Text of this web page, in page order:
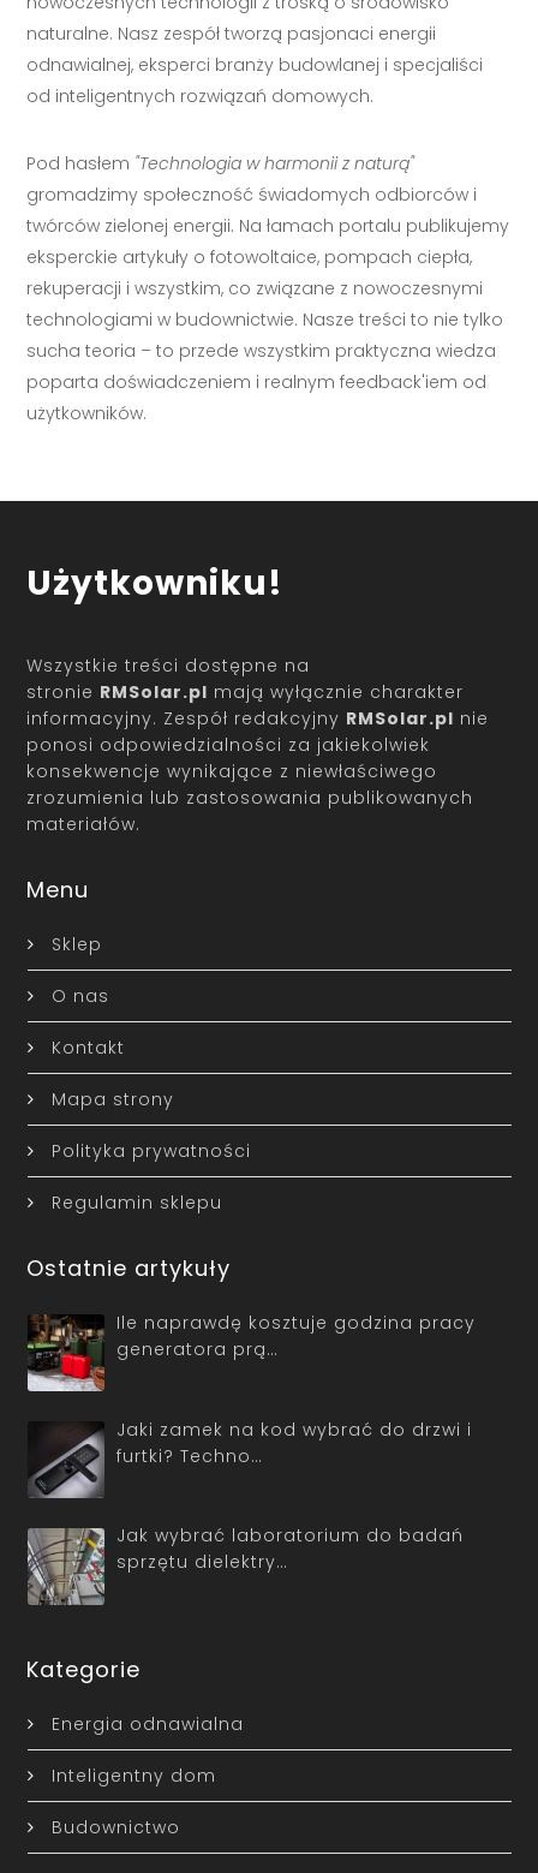
naturalne. Nasz zespół tworzą pasjonaci energii
odnawialnej, eksperci branży budowlanej i specjaliści
od inteligentnych rozwiązań domowych.
Pod hasłem "Technologia w harmonii z naturą"
gromadzimy społeczność świadomych odbiorców i
twórców zielonej energii. Na łamach portalu publikujemy
eksperckie artykuły o fotowoltaice, pompach ciepła,
rekuperacji i wszystkim, co związane z nowoczesnymi
technologiami w budownictwie. Nasze treści to nie tylko
sucha teoria – to przede wszystkim praktyczna wiedza
poparta doświadczeniem i realnym feedback'iem od
użytkowników.
Użytkowniku!
Wszystkie treści dostępne na
stronie RMSolar.pl mają wyłącznie charakter
informacyjny. Zespół redakcyjny RMSolar.pl nie
ponosi odpowiedzialności za jakiekolwiek
konsekwencje wynikające z niewłaściwego
zrozumienia lub zastosowania publikowanych
materiałów.
Menu
Sklep
O nas
Kontakt
Mapa strony
Polityka prywatności
Regulamin sklepu
Ostatnie artykuły
Ile naprawdę kosztuje godzina pracy
generatora prą…
Jaki zamek na kod wybrać do drzwi i
furtki? Techno…
Jak wybrać laboratorium do badań
sprzętu dielektry…
Kategorie
Energia odnawialna
Inteligentny dom
Budownictwo